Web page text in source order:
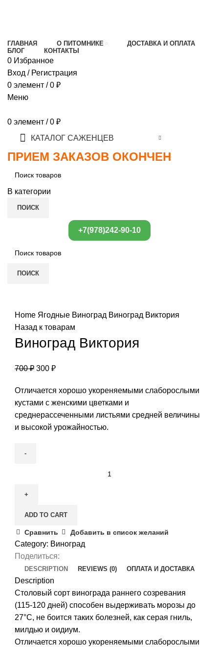
ГЛАВНАЯ О ПИТОМНИКЕ
ДОСТАВКА И ОПЛАТА
БЛОГ
КОНТАКТЫ
0 Избранное
Вход / Регистрация
0 элемент / 0 ₽
Меню
0 элемент / 0 ₽
КАТАЛОГ САЖЕНЦЕВ
ПРИЕМ ЗАКАЗОВ ОКОНЧЕН
В категории
ПОИСК
+7(978)242-90-10
ПОИСК
Home Ягодные Виноград Виноград Виктория
Назад к товарам
Виноград Виктория
700₽ 300 ₽
Отличается хорошо укореняемыми слаборослыми
кустами с женскими цветками и
среднерассеченными листьями средней величины
и высокой урожайностью.
quantity
ADD TO CART
Сравнить Добавить в список желаний
Category: Виноград
Поделиться:
DESCRIPTION REVIEWS (0) ОПЛАТА И ДОСТАВКА
Description
Столовый сорт винограда раннего созревания
(115-120 дней) способен выдерживать морозы до
27°С, не боится таких болезней, как серая гниль,
милдью и оидиум.
Отличается хорошо укореняемыми слаборослыми